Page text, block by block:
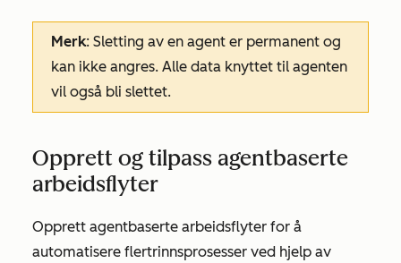
Merk: Sletting av en agent er permanent og
kan ikke angres. Alle data knyttet til agenten
vil også bli slettet.
Opprett og tilpass agentbaserte
arbeidsflyter
Opprett agentbaserte arbeidsflyter for å
automatisere flertrinnsprosesser ved hjelp av